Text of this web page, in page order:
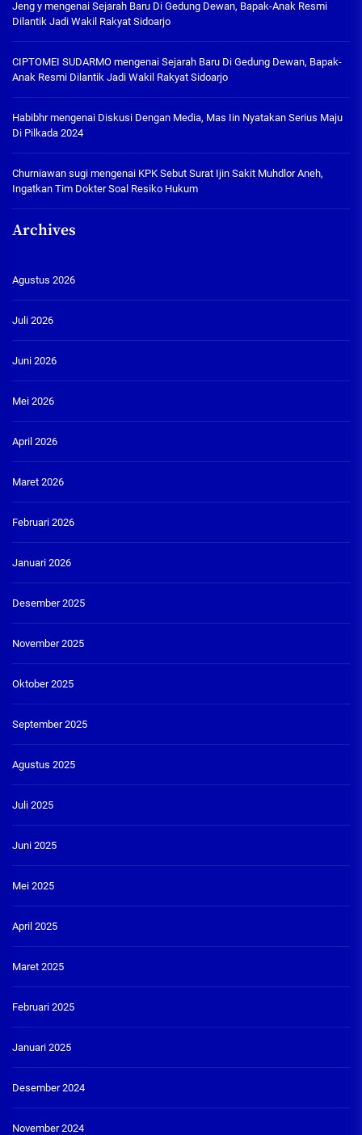
Jeng y mengenai Sejarah Baru Di Gedung Dewan, Bapak-Anak Resmi
Dilantik Jadi Wakil Rakyat Sidoarjo
CIPTOMEI SUDARMO mengenai Sejarah Baru Di Gedung Dewan, Bapak-
Anak Resmi Dilantik Jadi Wakil Rakyat Sidoarjo
Habibhrmengenai Diskusi Dengan Media, Mas Iin Nyatakan Serius Maju
Di Pilkada 2024
Churniawan sugi mengenai KPK Sebut Surat Ijin Sakit Muhdlor Aneh,
Ingatkan Tim Dokter Soal Resiko Hukum
Archives
Agustus 2026
Juli 2026
Juni 2026
Mei 2026
April 2026
Maret 2026
Februari 2026
Januari 2026
Desember 2025
November 2025
Oktober 2025
September 2025
Agustus 2025
Juli 2025
Juni 2025
Mei 2025
April 2025
Maret 2025
Februari 2025
Januari 2025
Desember 2024
November 2024